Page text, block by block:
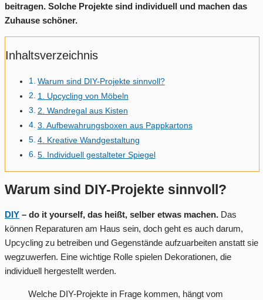
beitragen. Solche Projekte sind individuell und machen das
Zuhause schöner.
Inhaltsverzeichnis
Warum sind DIY-Projekte sinnvoll?
1. Upcycling von Möbeln
2. Wandregal aus Kisten
3. Aufbewahrungsboxen aus Pappkartons
4. Kreative Wandgestaltung
5. Individuell gestalteter Spiegel
Warum sind DIY-Projekte sinnvoll?
DIY – do it yourself, das heißt, selber etwas machen. Das
können Reparaturen am Haus sein, doch geht es auch darum,
Upcycling zu betreiben und Gegenstände aufzuarbeiten anstatt sie
wegzuwerfen. Eine wichtige Rolle spielen Dekorationen, die
individuell hergestellt werden.
Welche DIY-Projekte in Frage kommen, hängt vom